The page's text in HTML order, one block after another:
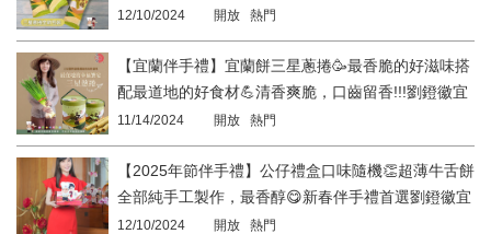
12/10/2024 開放 熱門
【宜蘭伴手禮】宜蘭餅三星蔥捲🥳最香脆的好滋味搭
配最道地的好食材💪清香爽脆，口齒留香!!!劉鐙徽宜
蘭餅發明館
11/14/2024 開放 熱門
【2025年節伴手禮】公仔禮盒口味隨機👏超薄牛舌餅
全部純手工製作，最香醇😋新春伴手禮首選劉鐙徽宜
蘭餅👍
12/10/2024 開放 熱門